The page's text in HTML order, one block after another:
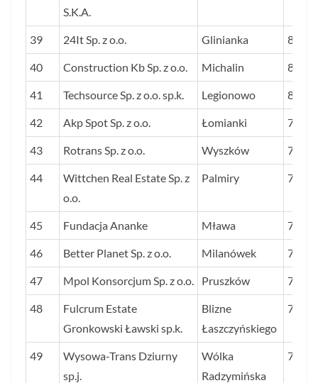
S.K.A.
39 24It Sp. z o.o. Glinianka 81
40 Construction Kb Sp. z o.o. Michalin 81
41 Techsource Sp. z o.o. sp.k. Legionowo 80
42 Akp Spot Sp. z o.o. Łomianki 79
43 Rotrans Sp. z o.o. Wyszków 79
44
Wittchen Real Estate Sp. z
o.o.
Palmiry 78
45 Fundacja Ananke Mława 78
46 Better Planet Sp. z o.o. Milanówek 77
47 Mpol Konsorcjum Sp. z o.o. Pruszków 77
48
Fulcrum Estate
Gronkowski Ławski sp.k.
Blizne
Łaszczyńskiego
76
49
Wysowa-Trans Dziurny
sp.j.
Wólka
Radzymińska
76